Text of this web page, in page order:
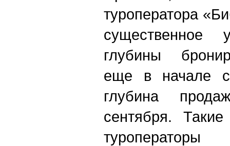
туроператора
существенное
глубины
еще в начале
глубина
сентября.